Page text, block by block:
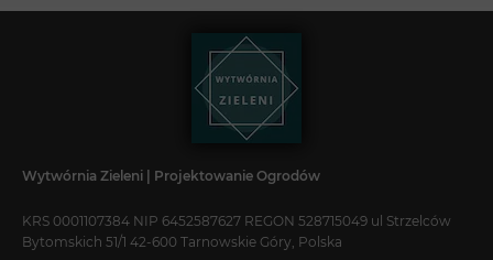
Wytwórnia Zieleni | Projektowanie Ogrodów
KRS 0001107384 NIP 6452587627 REGON 528715049 ul Strzelców
Bytomskich 51/1 42-600 Tarnowskie Góry, Polska